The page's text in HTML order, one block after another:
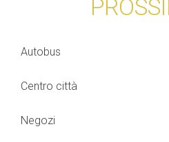
Autobus
Centro città
Negozi